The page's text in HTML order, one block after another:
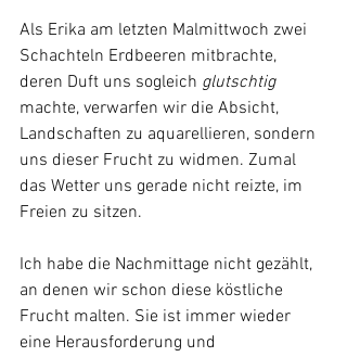
Als Erika am letzten Malmittwoch zwei
Schachteln Erdbeeren mitbrachte,
deren Duft uns sogleich glutschtig
machte, verwarfen wir die Absicht,
Landschaften zu aquarellieren, sondern
uns dieser Frucht zu widmen. Zumal
das Wetter uns gerade nicht reizte, im
Freien zu sitzen.
Ich habe die Nachmittage nicht gezählt,
an denen wir schon diese köstliche
Frucht malten. Sie ist immer wieder
eine Herausforderung und